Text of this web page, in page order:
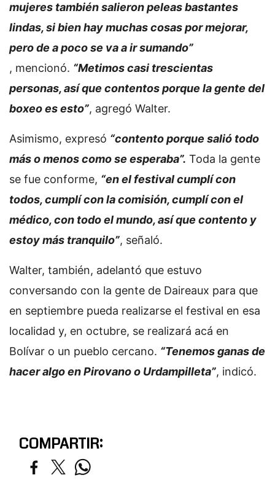
mujeres también salieron peleas bastantes
lindas, si bien hay muchas cosas por mejorar,
pero de a poco se va a ir sumando”
, mencionó. “Metimos casi trescientas
personas, así que contentos porque la gente del
boxeo es esto”, agregó Walter.
Asimismo, expresó “contento porque salió todo
más o menos como se esperaba”. Toda la gente
se fue conforme, “en el festival cumplí con
todos, cumplí con la comisión, cumplí con el
médico, con todo el mundo, así que contento y
estoy más tranquilo”, señaló.
Walter, también, adelantó que estuvo
conversando con la gente de Daireaux para que
en septiembre pueda realizarse el festival en esa
localidad y, en octubre, se realizará acá en
Bolívar o un pueblo cercano. “Tenemos ganas de
hacer algo en Pirovano o Urdampilleta”, indicó.
COMPARTIR: